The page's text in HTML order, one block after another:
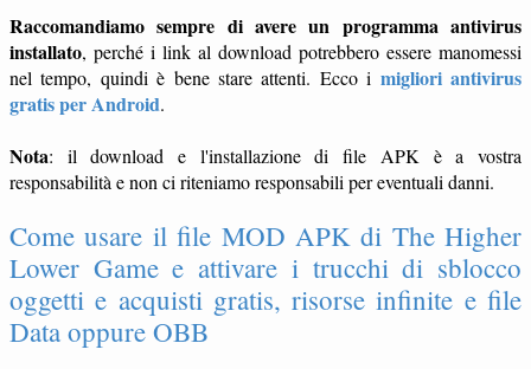
Raccomandiamo sempre di avere un programma antivirus
installato, perché i link al download potrebbero essere manomessi
nel tempo, quindi è bene stare attenti. Ecco i migliori antivirus
gratis per Android.
Nota: il download e l'installazione di file APK è a vostra
responsabilità e non ci riteniamo responsabili per eventuali danni.
Come usare il file MOD APK di The Higher
Lower Game e attivare i trucchi di sblocco
oggetti e acquisti gratis, risorse infinite e file
Data oppure OBB